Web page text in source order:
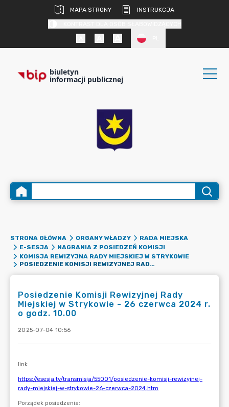
MAPA STRONY
INSTRUKCJA
biuletyn
informacji publicznej
STRONA GŁÓWNA ORGANY WŁADZY
RADA MIEJSKA
E-SESJA
NAGRANIA Z POSIEDZEŃ KOMISJI
KOMISJA REWIZYJNA RADY MIEJSKIEJ W STRYKOWIE
POSIEDZENIE KOMISJI REWIZYJNEJ RADY MIEJSKIEJ W STRYKOWIE - 26 CZERWCA 2024 R. O GODZ. 10.00
Posiedzenie Komisji Rewizyjnej Rady
Miejskiej w Strykowie - 26 czerwca 2024 r.
o godz. 10.00
2025-07-04 10:56